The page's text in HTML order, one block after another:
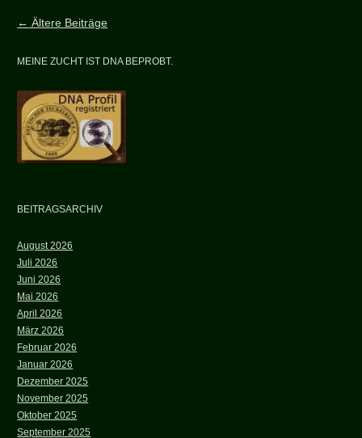
Beitragsnavigation
← Ältere Beiträge
MEINE ZUCHT IST DNA BEPROBT.
BEITRAGSARCHIV
August 2026
Juli 2026
Juni 2026
Mai 2026
April 2026
März 2026
Februar 2026
Januar 2026
Dezember 2025
November 2025
Oktober 2025
September 2025